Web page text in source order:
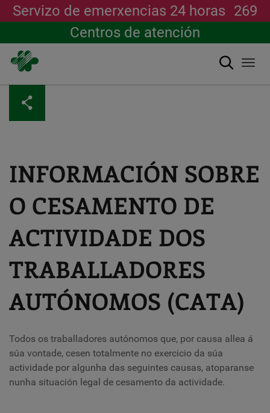
contido
principal
Servizo de emerxencias 24 horas 269
Centros de atención
Buscar
INFORMACIÓN SOBRE
O CESAMENTO DE
ACTIVIDADE DOS
TRABALLADORES
AUTÓNOMOS (CATA)
Todos os traballadores autónomos que, por causa allea á
súa vontade, cesen totalmente no exercicio da súa
actividade por algunha das seguintes causas, atoparanse
nunha situación legal de cesamento da actividade.